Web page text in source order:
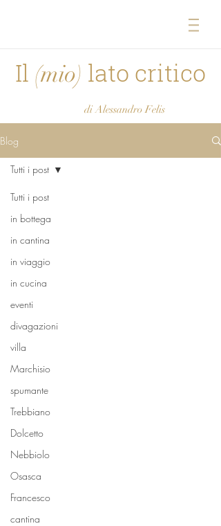
Il (mio) lato critico
di Alessandro Felis
Blog
Tutti i post
in bottega
in cantina
in viaggio
in cucina
eventi
divagazioni
villa
Marchisio
spumante
Trebbiano
Dolcetto
Nebbiolo
Osasca
Francesco
cantina
Tutti i post